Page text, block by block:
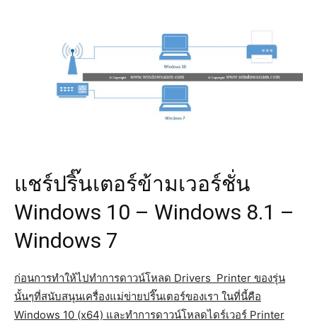
แชร์ปริ๊นเตอร์ข้ามเวอร์ชั่น
Windows 10 – Windows 8.1 –
Windows 7
ก่อนการทำให้ไปทำการดาวน์โหลด Drivers Printer ของรุ่น
นั้นๆที่สนับสนุนเครื่องแม่ข่ายปริ๊นเตอร์ของเรา ในที่นี้คือ
Windows 10 (x64) และทำการดาวน์โหลดไดร์เวอร์ Printer